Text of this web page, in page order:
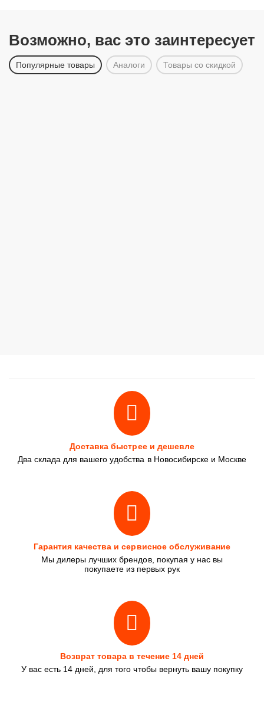
Возможно, вас это заинтересует
Популярные товары Аналоги Товары со скидкой
Доставка быстрее и дешевле
Два склада для вашего удобства в Новосибирске и Москве
Гарантия качества и сервисное обслуживание
Мы дилеры лучших брендов, покупая у нас вы
покупаете из первых рук
Возврат товара в течение 14 дней
У вас есть 14 дней, для того чтобы вернуть вашу покупку